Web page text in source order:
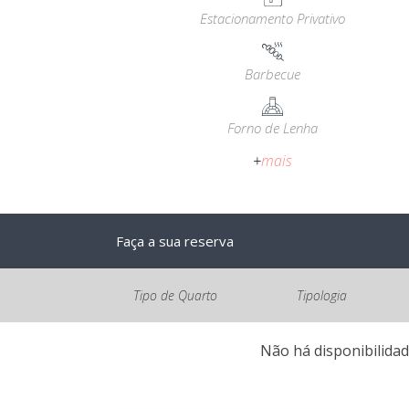
Estacionamento Privativo
Barbecue
Forno de Lenha
+mais
Faça a sua reserva
Tipo de Quarto Tipologia
Não há